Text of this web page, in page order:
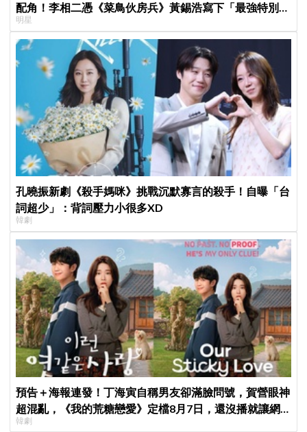
配角！李相二憑《菜鳥伙房兵》黃錫浩寫下「最強特別出
演」傳奇
明星
孔曉振新劇《殺手媽咪》挑戰沉默寡言的殺手！自曝「台
詞超少」：背詞壓力小很多XD
韓劇
預告＋海報連發！丁海寅自稱男友卻滿臉問號，賀營眼神
超混亂，《我的荒糖戀愛》定檔8月7日，還沒播就讓網
友瘋猜結局
韓劇